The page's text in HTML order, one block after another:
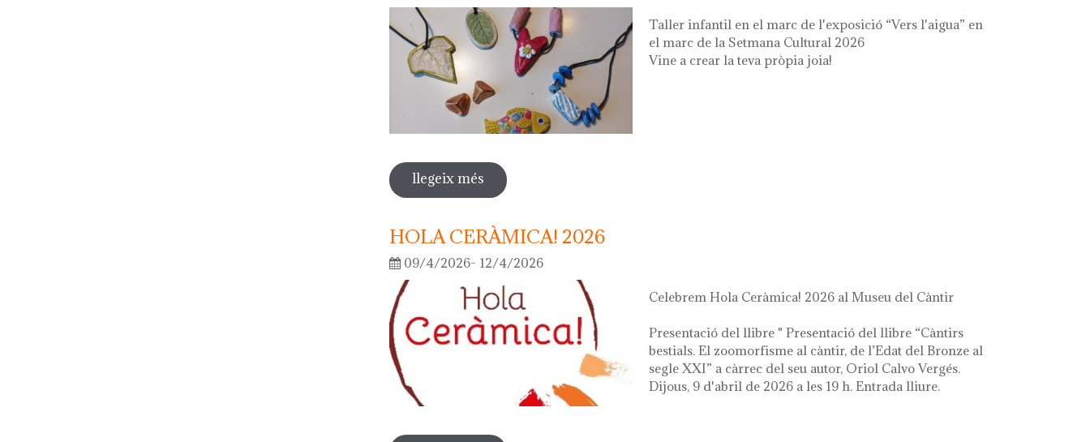
Taller infantil en el marc de l'exposició “Vers l'aigua” en
el marc de la Setmana Cultural 2026
Vine a crear la teva pròpia joia!
llegeix més sobre fes la teva joia!
HOLA CERÀMICA! 2026
09/4/2026- 12/4/2026
Celebrem Hola Ceràmica! 2026 al Museu del Càntir
Presentació del llibre " Presentació del llibre “Càntirs
bestials. El zoomorfisme al càntir, de l’Edat del Bronze al
segle XXI” a càrrec del seu autor, Oriol Calvo Vergés.
Dijous, 9 d'abril de 2026 a les 19 h. Entrada lliure.